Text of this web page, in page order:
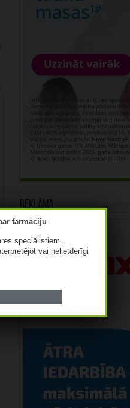
Reklāma
speciālistiem.
vai nelietderīgi